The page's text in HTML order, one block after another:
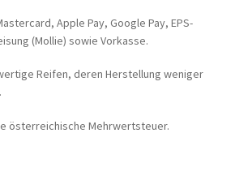
Apple Pay, Google Pay, EPS-
(Mollie) sowie Vorkasse.
Reifen, deren Herstellung weniger
österreichische Mehrwertsteuer.